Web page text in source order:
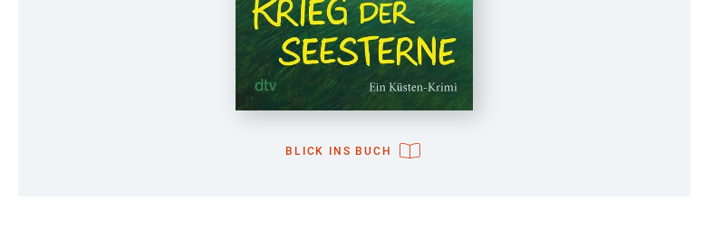
BLICK INS BUCH